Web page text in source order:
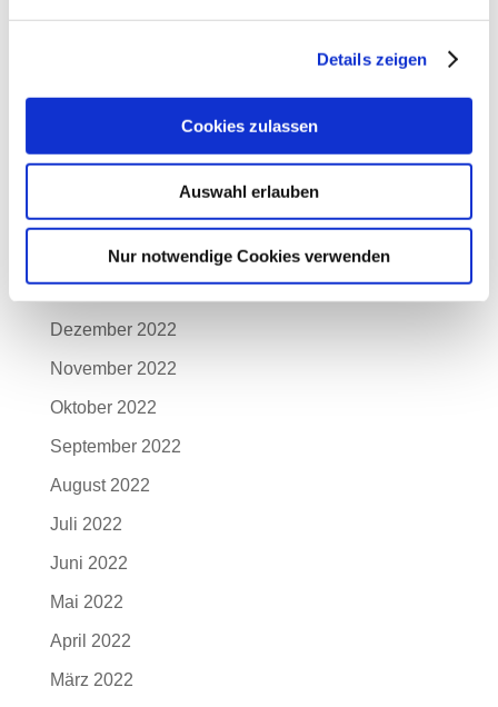
Details zeigen
Cookies zulassen
Auswahl erlauben
Nur notwendige Cookies verwenden
August 2023
Juni 2023
März 2023
Februar 2023
Januar 2023
Dezember 2022
November 2022
Oktober 2022
September 2022
August 2022
Juli 2022
Juni 2022
Mai 2022
April 2022
März 2022